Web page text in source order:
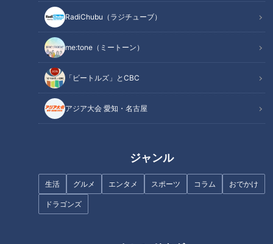
RadiChubu（ラジチューブ）
me:tone（ミートーン）
「ビートルズ」とCBC
アジア大会 愛知・名古屋
ジャンル
生活 グルメ エンタメ スポーツ コラム おでかけ
ドラゴンズ
記事に戻る
この記事を見たあなたへのおすすめ
映え～！な男が、映えづくしの